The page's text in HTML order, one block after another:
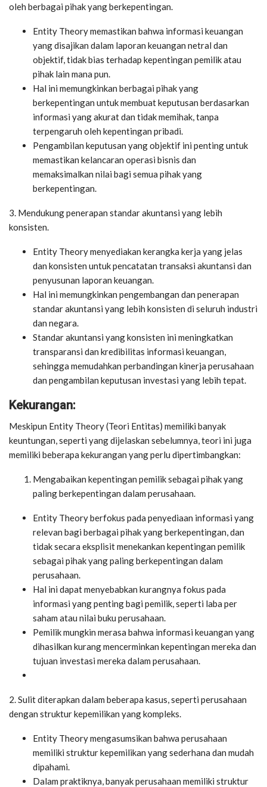
oleh berbagai pihak yang berkepentingan.
Entity Theory memastikan bahwa informasi keuangan
yang disajikan dalam laporan keuangan netral dan
objektif, tidak bias terhadap kepentingan pemilik atau
pihak lain mana pun.
Hal ini memungkinkan berbagai pihak yang
berkepentingan untuk membuat keputusan berdasarkan
informasi yang akurat dan tidak memihak, tanpa
terpengaruh oleh kepentingan pribadi.
Pengambilan keputusan yang objektif ini penting untuk
memastikan kelancaran operasi bisnis dan
memaksimalkan nilai bagi semua pihak yang
berkepentingan.
3. Mendukung penerapan standar akuntansi yang lebih
konsisten.
Entity Theory menyediakan kerangka kerja yang jelas
dan konsisten untuk pencatatan transaksi akuntansi dan
penyusunan laporan keuangan.
Hal ini memungkinkan pengembangan dan penerapan
standar akuntansi yang lebih konsisten di seluruh industri
dan negara.
Standar akuntansi yang konsisten ini meningkatkan
transparansi dan kredibilitas informasi keuangan,
sehingga memudahkan perbandingan kinerja perusahaan
dan pengambilan keputusan investasi yang lebih tepat.
Kekurangan:
Meskipun Entity Theory (Teori Entitas) memiliki banyak
keuntungan, seperti yang dijelaskan sebelumnya, teori ini juga
memiliki beberapa kekurangan yang perlu dipertimbangkan:
Mengabaikan kepentingan pemilik sebagai pihak yang
paling berkepentingan dalam perusahaan.
Entity Theory berfokus pada penyediaan informasi yang
relevan bagi berbagai pihak yang berkepentingan, dan
tidak secara eksplisit menekankan kepentingan pemilik
sebagai pihak yang paling berkepentingan dalam
perusahaan.
Hal ini dapat menyebabkan kurangnya fokus pada
informasi yang penting bagi pemilik, seperti laba per
saham atau nilai buku perusahaan.
Pemilik mungkin merasa bahwa informasi keuangan yang
dihasilkan kurang mencerminkan kepentingan mereka dan
tujuan investasi mereka dalam perusahaan.
2. Sulit diterapkan dalam beberapa kasus, seperti perusahaan
dengan struktur kepemilikan yang kompleks.
Entity Theory mengasumsikan bahwa perusahaan
memiliki struktur kepemilikan yang sederhana dan mudah
dipahami.
Dalam praktiknya, banyak perusahaan memiliki struktur